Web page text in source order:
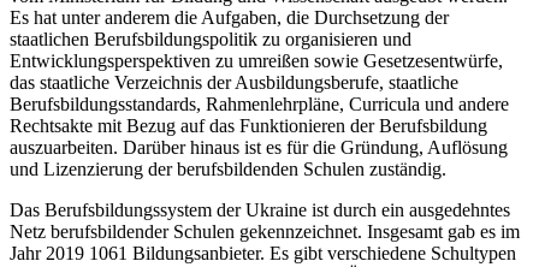
Es hat unter anderem die Aufgaben, die Durchsetzung der
staatlichen Berufsbildungspolitik zu organisieren und
Entwicklungsperspektiven zu umreißen sowie Gesetzesentwürfe,
das staatliche Verzeichnis der Ausbildungsberufe, staatliche
Berufsbildungsstandards, Rahmenlehrpläne, Curricula und andere
Rechtsakte mit Bezug auf das Funktionieren der Berufsbildung
auszuarbeiten. Darüber hinaus ist es für die Gründung, Auflösung
und Lizenzierung der berufsbildenden Schulen zuständig.
Das Berufsbildungssystem der Ukraine ist durch ein ausgedehntes
Netz berufsbildender Schulen gekennzeichnet. Insgesamt gab es im
Jahr 2019 1061 Bildungsanbieter. Es gibt verschiedene Schultypen